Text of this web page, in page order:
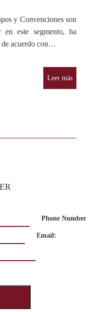
y Convenciones son
en este segmento, ha
de acuerdo con…
Leer más
Phone Number
Email: